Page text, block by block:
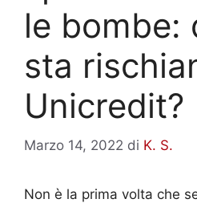
le bombe:
sta
Unicredit?
Marzo 14, 2022 di K. S.
Non è la prima volta che